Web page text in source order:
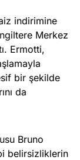
indirimine
Merkez
Ermotti,
bir şekilde
da
Bruno
belirsizliklerin